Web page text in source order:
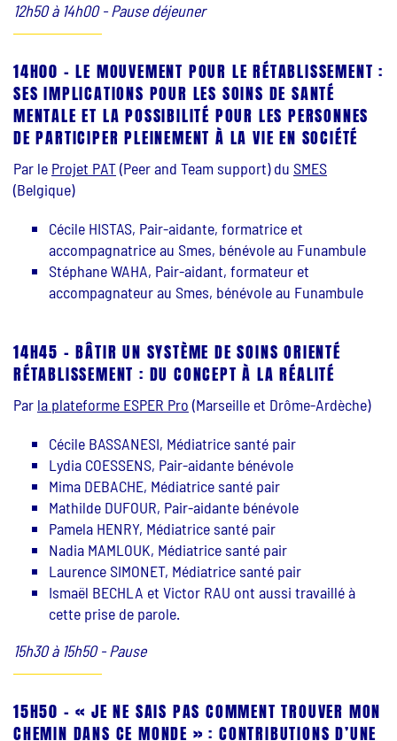
12h50 à 14h00 - Pause déjeuner
14H00 - LE MOUVEMENT POUR LE RÉTABLISSEMENT :
SES IMPLICATIONS POUR LES SOINS DE SANTÉ
MENTALE ET LA POSSIBILITÉ POUR LES PERSONNES
DE PARTICIPER PLEINEMENT À LA VIE EN SOCIÉTÉ
Par le Projet PAT(Peer and Team support) du SMES
(Belgique)
Cécile HISTAS, Pair-aidante, formatrice et
accompagnatrice au Smes, bénévole au Funambule
Stéphane WAHA, Pair-aidant, formateur et
accompagnateur au Smes, bénévole au Funambule
14H45 - BÂTIR UN SYSTÈME DE SOINS ORIENTÉ
RÉTABLISSEMENT : DU CONCEPT À LA RÉALITÉ
Par la plateforme ESPER Pro (Marseille et Drôme-Ardèche)
Cécile BASSANESI, Médiatrice santé pair
Lydia COESSENS, Pair-aidante bénévole
Mima DEBACHE, Médiatrice santé pair
Mathilde DUFOUR, Pair-aidante bénévole
Pamela HENRY, Médiatrice santé pair
Nadia MAMLOUK, Médiatrice santé pair
Laurence SIMONET, Médiatrice santé pair
Ismaël BECHLA et Victor RAU ont aussi travaillé à
cette prise de parole.
15h30 à 15h50 - Pause
15H50 - « JE NE SAIS PAS COMMENT TROUVER MON
CHEMIN DANS CE MONDE » : CONTRIBUTIONS D’UNE